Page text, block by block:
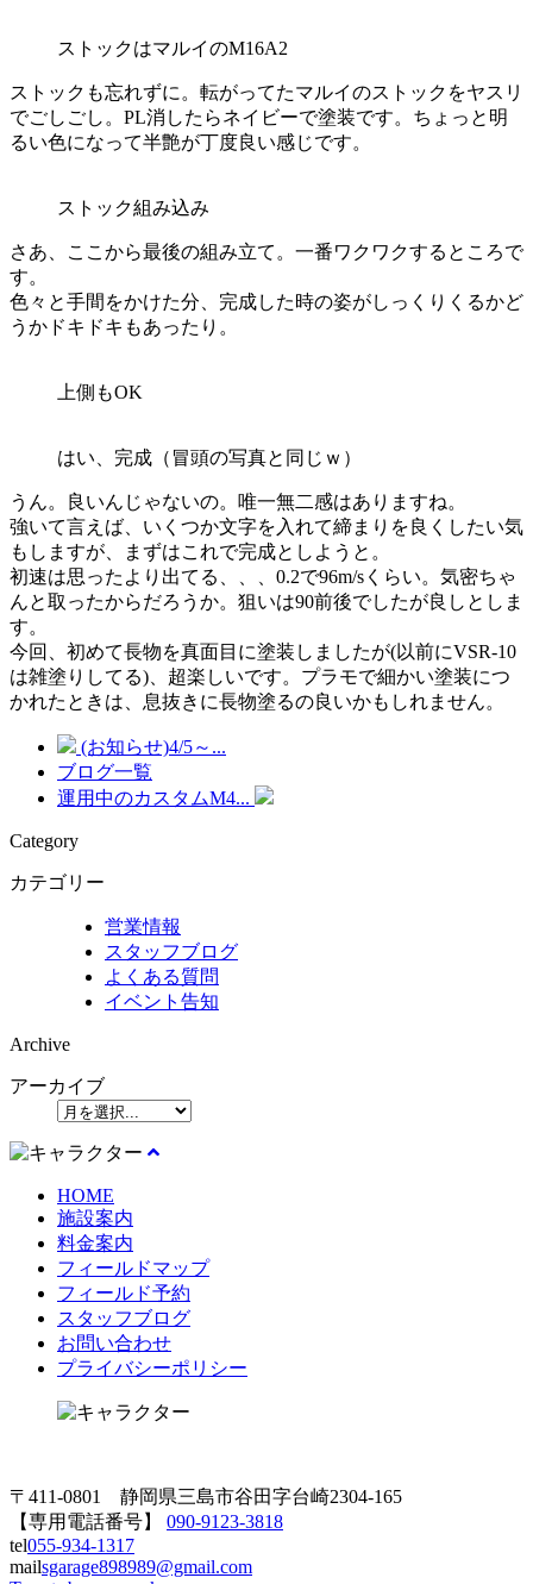
ストックはマルイのM16A2
ストックも忘れずに。転がってたマルイのストックをヤスリ
でごしごし。PL消したらネイビーで塗装です。ちょっと明
るい色になって半艶が丁度良い感じです。
ストック組み込み
さあ、ここから最後の組み立て。一番ワクワクするところで
す。
色々と手間をかけた分、完成した時の姿がしっくりくるかど
うかドキドキもあったり。
上側もOK
はい、完成（冒頭の写真と同じｗ）
うん。良いんじゃないの。唯一無二感はありますね。
強いて言えば、いくつか文字を入れて締まりを良くしたい気
もしますが、まずはこれで完成としようと。
初速は思ったより出てる、、、0.2で96m/sくらい。気密ちゃ
んと取ったからだろうか。狙いは90前後でしたが良しとしま
す。
今回、初めて長物を真面目に塗装しましたが(以前にVSR-10
は雑塗りしてる)、超楽しいです。プラモで細かい塗装につ
かれたときは、息抜きに長物塗るの良いかもしれません。
(お知らせ)4/5～...
ブログ一覧
運用中のカスタムM4...
Category
カテゴリー
営業情報
スタッフブログ
よくある質問
イベント告知
Archive
アーカイブ
HOME
施設案内
料金案内
フィールドマップ
フィールド予約
スタッフブログ
お問い合わせ
プライバシーポリシー
〒411-0801 静岡県三島市谷田字台崎2304-165
【専用電話番号】 090-9123-3818
tel055-934-1317
mailsgarage898989@gmail.com